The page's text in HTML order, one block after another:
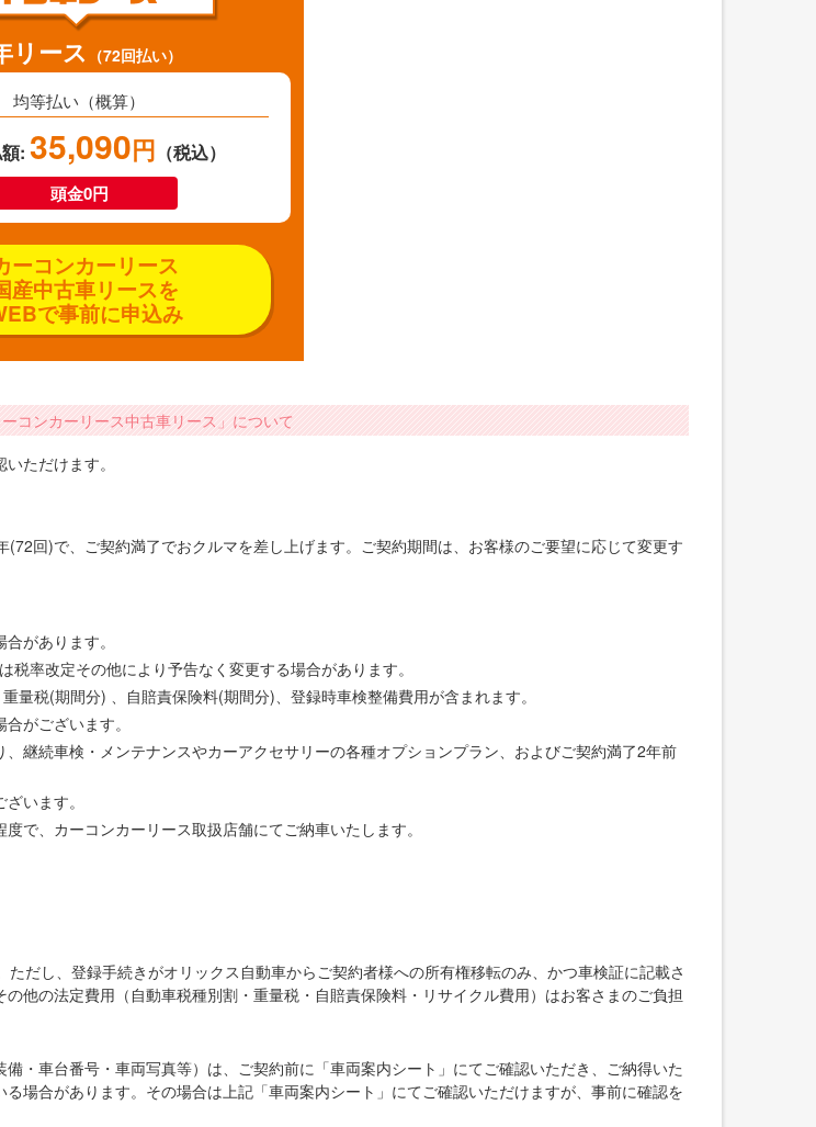
リース （72回払い）
均等払い（概算）
: 35,090円 （税込）
頭金0円
ーコンカーリース
産中古車リースを
で事前に申込み
コンカーリース中古車リース」について
ただけます。
回)で、ご契約満了でおクルマを差し上げます。ご契約期間は、お客様のご要望に応じて変更す
があります。
率改定その他により予告なく変更する場合があります。
税(期間分) 、自賠責保険料(期間分)、登録時車検整備費用が含まれます。
がございます。
継続車検・メンテナンスやカーアクセサリーの各種オプションプラン、およびご契約満了2年前
います。
で、カーコンカーリース取扱店舗にてご納車いたします。
だし、登録手続きがオリックス自動車からご契約者様への所有権移転のみ、かつ車検証に記載さ
他の法定費用（自動車税種別割・重量税・自賠責保険料・リサイクル費用）はお客さまのご負担
・車台番号・車両写真等）は、ご契約前に「車両案内シート」にてご確認いただき、ご納得いた
場合があります。その場合は上記「車両案内シート」にてご確認いただけますが、事前に確認を